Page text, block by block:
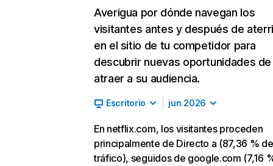
Averigua por dónde navegan los
visitantes antes y después de
en el sitio de tu competidor para
descubrir nuevas oportunidades de
atraer a su audiencia.
Escritorio jun 2026
En netflix.com, los visitantes proceden
principalmente de Directo a (87,36 % de
tráfico), seguidos de google.com (7,16